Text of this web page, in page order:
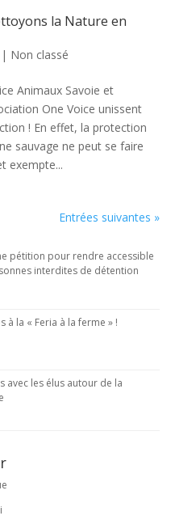
la Nature en
| Non classé
Animaux Savoie et
One Voice unissent
! En effet, la protection
sauvage ne peut se faire
exempte...
Entrées suivantes »
pétition pour rendre accessible
interdites de détention
à la « Feria à la ferme » !
avec les élus autour de la